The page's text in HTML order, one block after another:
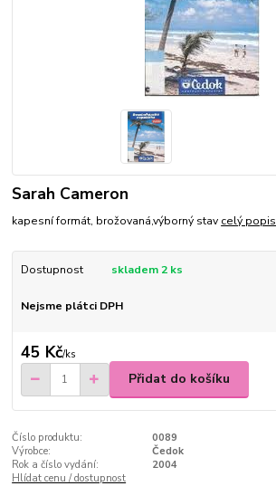
Sarah Cameron
kapesní formát, brožovaná,výborný stav celý popis
Dostupnost skladem 2 ks
Nejsme plátci DPH
45 Kč/ks
Přidat do košíku
Číslo produktu:
0089
Výrobce:
Čedok
Rok a číslo vydání:
2004
Hlídat cenu / dostupnost